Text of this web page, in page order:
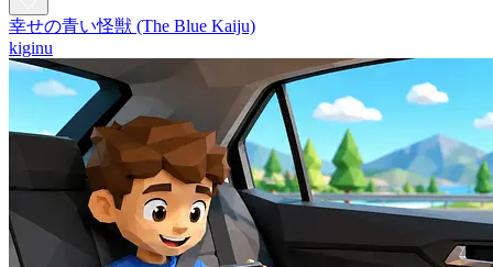
幸せの青い怪獣 (The Blue Kaiju)
kiginu